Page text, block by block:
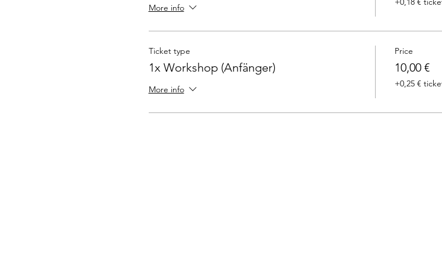
More info
Ticket type
1x Workshop (Anfänger)
More info
Price
10,00 €
+0,25 €